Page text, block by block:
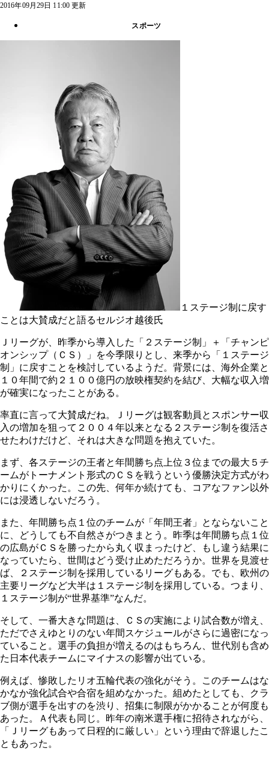
2016年09月29日 11:00 更新
スポーツ
１ステージ制に戻す
ことは大賛成だと語るセルジオ越後氏
Ｊリーグが、昨季から導入した「２ステージ制」＋「チャンピ
オンシップ（ＣＳ）」を今季限りとし、来季から「１ステージ
制」に戻すことを検討しているようだ。背景には、海外企業と
１０年間で約２１００億円の放映権契約を結び、大幅な収入増
が確実になったことがある。
率直に言って大賛成だね。Ｊリーグは観客動員とスポンサー収
入の増加を狙って２００４年以来となる２ステージ制を復活さ
せたわけだけど、それは大きな問題を抱えていた。
まず、各ステージの王者と年間勝ち点上位３位までの最大５チ
ームがトーナメント形式のＣＳを戦うという優勝決定方式がわ
かりにくかった。この先、何年か続けても、コアなファン以外
には浸透しないだろう。
また、年間勝ち点１位のチームが「年間王者」とならないこと
に、どうしても不自然さがつきまとう。昨季は年間勝ち点１位
の広島がＣＳを勝ったから丸く収まったけど、もし違う結果に
なっていたら、世間はどう受け止めただろうか。世界を見渡せ
ば、２ステージ制を採用しているリーグもある。でも、欧州の
主要リーグなど大半は１ステージ制を採用している。つまり、
１ステージ制が“世界基準”なんだ。
そして、一番大きな問題は、ＣＳの実施により試合数が増え、
ただでさえゆとりのない年間スケジュールがさらに過密になっ
ていること。選手の負担が増えるのはもちろん、世代別も含め
た日本代表チームにマイナスの影響が出ている。
例えば、惨敗したリオ五輪代表の強化がそう。このチームはな
かなか強化試合や合宿を組めなかった。組めたとしても、クラ
ブ側が選手を出すのを渋り、招集に制限がかかることが何度も
あった。Ａ代表も同じ。昨年の南米選手権に招待されながら、
「Ｊリーグもあって日程的に厳しい」という理由で辞退したこ
ともあった。